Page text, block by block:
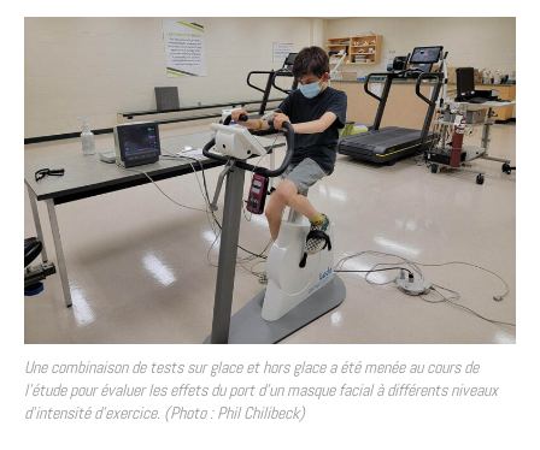
Une combinaison de tests sur glace et hors glace a été menée au cours de
l’étude pour évaluer les effets du port d’un masque facial à différents niveaux
d’intensité d’exercice. (Photo : Phil Chilibeck)